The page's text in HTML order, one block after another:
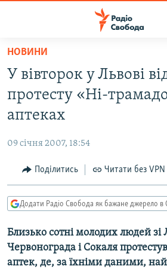
Перейти
основного
матеріалу
Перейти
до
основної
Перейти
до
пошуку
ВСЕ ЗА ДОБУ
СТАТТІ
СУСПІЛЬСТВО
УКРАЇНА
СВІТ
РОСІЙСЬКА «ФІЛЬТРАЦІЯ»
ДОНБАС.РЕАЛІЇ
ТИ ЯК?
СХЕМИ
ПРИАЗОВ’Я
НОВИНИ
У вівторок у Львові
протесту «Ні-
аптеках
09 січня 2007, 18:54
Поділитись Читати без VPN
Додати Радіо Свобода як бажане джерело в
Близько сотні молодих людей зі
Червонограда і Сокаля
аптек, де, за їхніми даними,